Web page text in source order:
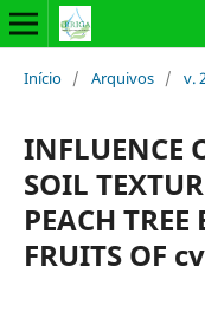
Início / Arquivos / v.
INFLUENCE
SOIL
PEACH
FRUITS OF